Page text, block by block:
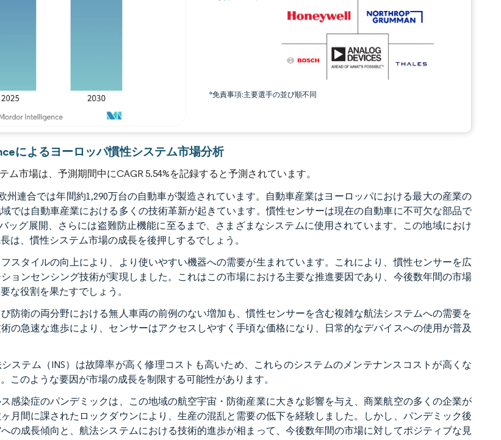
*免責事項:主要選手の並び順不同
によるヨーロッパ慣性システム市場分析
ム市場は、予測期間中にCAGR 5.54%を記録すると予測されています。
州連合では年間約1,290万台の自動車が製造されています。自動車産業はヨーロッパにおける最大の産業の
では自動車産業における多くの技術革新が起きています。慣性センサーは現在の自動車に不可欠な部品で
ッグ展開、さらには盗難防止機能に至るまで、さまざまなシステムに使用されています。この地域におけ
は、慣性システム市場の成長を後押しするでしょう。
スタイルの向上により、より使いやすい機器への需要が生まれています。これにより、慣性センサーを広
ョンセンシング技術が実現しました。これはこの市場における主要な推進要因であり、今後数年間の市場
な役割を果たすでしょう。
防衛の両分野における無人車両の前例のない増加も、慣性センサーを含む複雑な航法システムへの需要を
の急速な進歩により、センサーはアクセスしやすく手頃な価格になり、日常的なデバイスへの使用が普及
ステム（INS）は故障率が高く修理コストも高いため、これらのシステムのメンテナンスコストが高くな
このような要因が市場の成長を制限する可能性があります。
感染症のパンデミックは、この地域の航空宇宙・防衛産業に大きな影響を与え、商業航空の多くの企業が
月間に課されたロックダウンにより、生産の混乱と需要の低下を経験しました。しかし、パンデミック後
の成長傾向と、航法システムにおける技術的進歩が相まって、今後数年間の市場に対してポジティブな見